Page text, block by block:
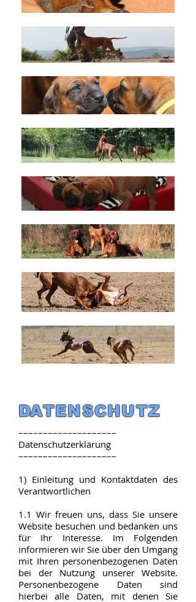
DATENSCHUTZ
––––––––––––––––––––
Datenschutzerklärung
––––––––––––––––––––
1) Einleitung und Kontaktdaten des
Verantwortlichen
1.1 Wir freuen uns, dass Sie unsere
Website besuchen und bedanken uns
für Ihr Interesse. Im Folgenden
informieren wir Sie über den Umgang
mit Ihren personenbezogenen Daten
bei der Nutzung unserer Website.
Personenbezogene Daten sind
hierbei alle Daten, mit denen Sie